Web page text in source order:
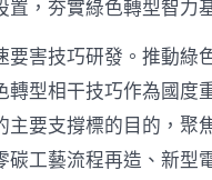
置，夯實綠色轉型智力
要害技巧研發。推動綠
轉型相干技巧作為國度
主要支撐標的目的，聚
碳工藝流程再造、新型